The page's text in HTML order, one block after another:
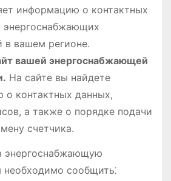
информацию о контактных
энергоснабжающих
в вашем регионе.
вашей энергоснабжающей
На сайте вы найдете
контактных данных,
а также о порядке подачи
счетчика.
энергоснабжающую
сообщить⁚